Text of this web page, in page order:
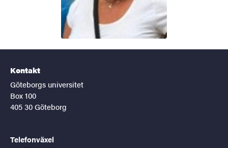
Kontakt
Göteborgs universitet
Box 100
405 30 Göteborg
Telefonväxel